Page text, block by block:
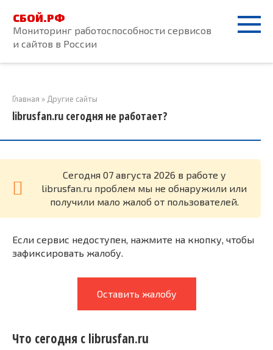
контенту
СБОЙ.РФ
Мониторинг работоспособности сервисов
и сайтов в России
Главная » Другие сайты
librusfan.ru сегодня не работает?
Cегодня 07 августа 2026 в работе у
librusfan.ru проблем мы не обнаружили или
получили мало жалоб от пользователей.
Если сервис недоступен, нажмите на кнопку, чтобы
зафиксировать жалобу.
Оставить жалобу
Что сегодня с librusfan.ru